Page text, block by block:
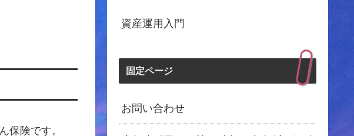
保険です。
資産運用入門
固定ページ
お問い合わせ